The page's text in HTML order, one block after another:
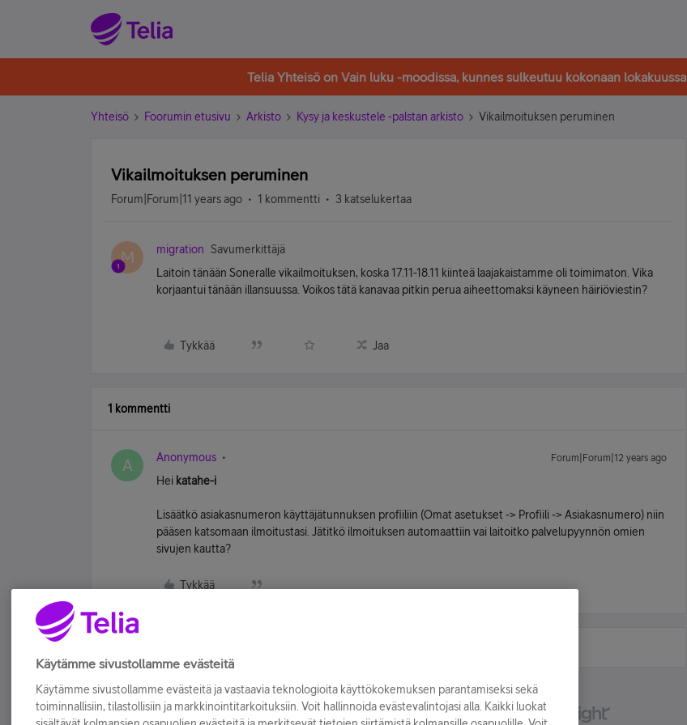
Telia Yhteisö on Vain luku -moodissa, kunnes sulkeutuu kokonaan lokakuussa
Yhteisö Foorumin etusivu Arkisto Kysy ja keskustele -palstan arkisto Vikailmoituksen peruminen
Vikailmoituksen peruminen
Forum|Forum|11 years ago 1 kommentti 3 katselukertaa
M migration
Savumerkittäjä
Laitoin tänään Soneralle vikailmoituksen, koska 17.11-18.11 kiinteä laajakaistamme oli toimimaton. Vika
korjaantui tänään illansuussa. Voikos tätä kanavaa pitkin perua aiheettomaksi käyneen häiriöviestin?
Tykkää Jaa
1 kommentti
A Anonymous Forum|Forum|12 years ago
Hei katahe-i
Lisäätkö asiakasnumeron käyttäjätunnuksen profiiliin (Omat asetukset -> Profiili -> Asiakasnumero) niin
pääsen katsomaan ilmoitustasi. Jätitkö ilmoituksen automaattiin vai laitoitko palvelupyynnön omien
sivujen kautta?
Tykkää
Käytämme sivustollamme evästeitä
Käytämme sivustollamme evästeitä ja vastaavia teknologioita käyttökokemuksen parantamiseksi sekä
toiminnallisiin, tilastollisiin ja markkinointitarkoituksiin. Voit hallinnoida evästevalintojasi alla. Kaikki luokat